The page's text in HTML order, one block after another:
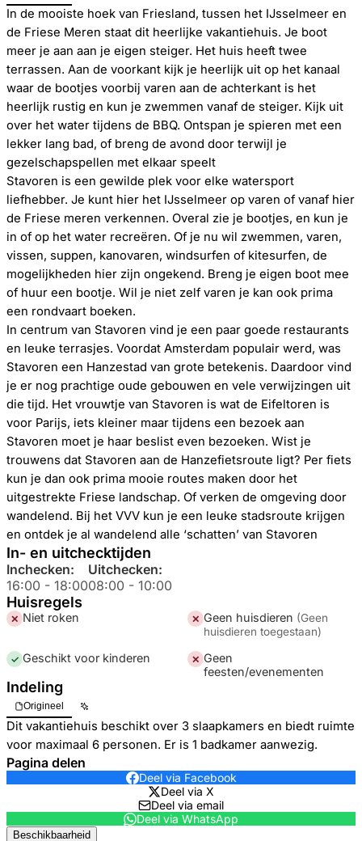
In de mooiste hoek van Friesland, tussen het IJsselmeer en
de Friese Meren staat dit heerlijke vakantiehuis. Je boot
meer je aan aan je eigen steiger. Het huis heeft twee
terrassen. Aan de voorkant kijk je heerlijk uit op het kanaal
waar de bootjes voorbij varen aan de achterkant is het
heerlijk rustig en kun je zwemmen vanaf de steiger. Kijk uit
over het water tijdens de BBQ. Ontspan je spieren met een
lekker lang bad, of breng de avond door terwijl je
gezelschapspellen met elkaar speelt
Stavoren is een gewilde plek voor elke watersport
liefhebber. Je kunt hier het IJsselmeer op varen of vanaf hier
de Friese meren verkennen. Overal zie je bootjes, en kun je
in of op het water recreëren. Of je nu wil zwemmen, varen,
vissen, suppen, kanovaren, windsurfen of kitesurfen, de
mogelijkheden hier zijn ongekend. Breng je eigen boot mee
of huur een bootje. Wil je niet zelf varen je kan ook prima
een rondvaart boeken.
In centrum van Stavoren vind je een paar goede restaurants
en leuke terrasjes. Voordat Amsterdam populair werd, was
Stavoren een Hanzestad van grote betekenis. Daardoor vind
je er nog prachtige oude gebouwen en vele verwijzingen uit
die tijd. Het vrouwtje van Stavoren is wat de Eifeltoren is
voor Parijs, iets kleiner maar tijdens een bezoek aan
Stavoren moet je haar beslist even bezoeken. Wist je
trouwens dat Stavoren aan de Hanzefietsroute ligt? Per fiets
kun je dan ook prima mooie routes maken door het
uitgestrekte Friese landschap. Of verken de omgeving door
wandelend. Bij het VVV kun je een leuke stadsroute krijgen
en ontdek je al wandelend alle ‘schatten’ van Stavoren
In- en uitchecktijden
Inchecken:
16:00 - 18:00
Uitchecken:
08:00 - 10:00
Huisregels
✕ Niet roken ✕ Geen huisdieren (Geen
huisdieren toegestaan)
✓ Geschikt voor kinderen ✕ Geen
feesten/evenementen
Indeling
Origineel
Dit vakantiehuis beschikt over 3 slaapkamers en biedt ruimte
voor maximaal 6 personen. Er is 1 badkamer aanwezig.
Pagina delen
Deel via Facebook
Deel via X
Deel via email
Deel via WhatsApp
Beschikbaarheid